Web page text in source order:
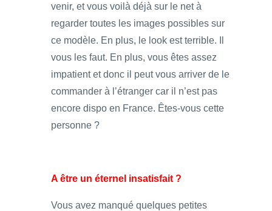
venir, et vous voilà déjà sur le net à
regarder toutes les images possibles sur
ce modèle. En plus, le look est terrible. Il
vous les faut. En plus, vous êtes assez
impatient et donc il peut vous arriver de le
commander à l’étranger car il n’est pas
encore dispo en France. Êtes-vous cette
personne ?
A être un éternel insatisfait ?
Vous avez manqué quelques petites